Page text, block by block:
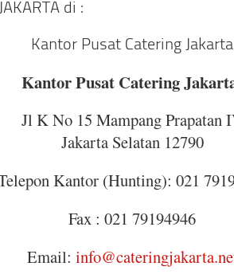
di :
Kantor Pusat Catering Jakarta
Kantor Pusat Catering
Jl K No 15 Mampang Prapatan
Jakarta Selatan 12790
Kantor (Hunting): 021
Fax : 021 79194946
Email: